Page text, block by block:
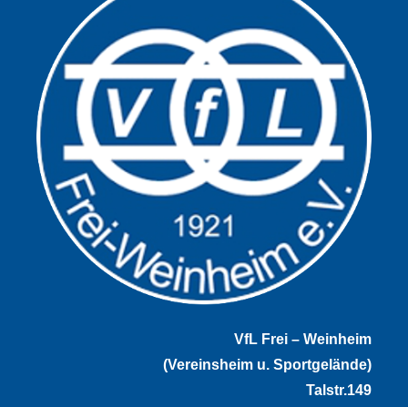
VfL Frei – Weinheim
(Vereinsheim u. Sportgelände)
Talstr.149